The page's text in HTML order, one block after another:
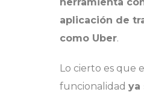
aplicación de
como Uber.
Lo cierto es que
funcionalidad ya